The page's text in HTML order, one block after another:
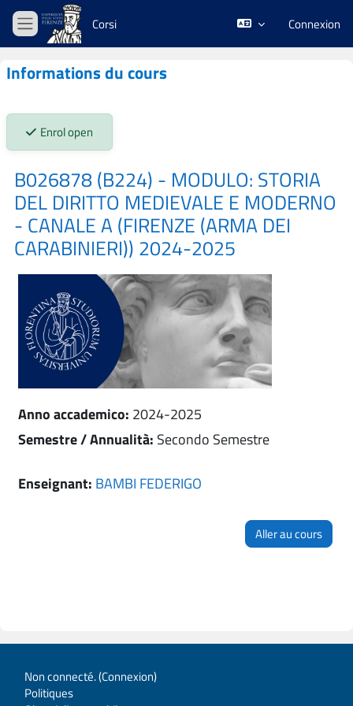
Passer au contenu principal
Panneau latéral
Corsi Connexion
Informations du cours
Stato iscrizioni:
Enrol open
B026878 (B224) - MODULO: STORIA
DEL DIRITTO MEDIEVALE E MODERNO
- CANALE A (FIRENZE (ARMA DEI
CARABINIERI)) 2024-2025
Anno accademico: 2024-2025
Semestre / Annualità: Secondo Semestre
Enseignant: BAMBI FEDERIGO
Aller au cours
Non connecté. (Connexion)
Politiques